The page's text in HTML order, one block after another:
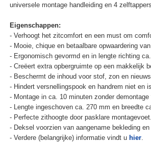
universele montage handleiding en 4 zelftappers.
Eigenschappen:
- Verhoogt het zitcomfort en een must om
- Mooie, chique en betaalbare opwaardering
- Ergonomisch gevormd en in lengte richting
- Creëert extra opbergruimte op een makkelijk
- Beschermt de inhoud voor stof, zon en
- Hindert versnellingspook en handrem niet en
- Montage in ca. 10 minuten zonder demontage
- Lengte ingeschoven ca. 270 mm en breedte
- Perfecte zithoogte door pasklare montagevoet.
- Deksel voorzien van aangename bekleding en
- Verdere (belangrijke) informatie vindt u hier.